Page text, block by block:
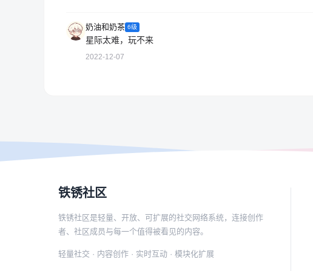
奶油和奶茶 6级
星际太难，玩不来
2022-12-07
铁锈社区
铁锈社区是轻量、开放、可扩展的社交网络系统，连接创作
者、社区成员与每一个值得被看见的内容。
轻量社交 · 内容创作 · 实时互动 · 模块化扩展